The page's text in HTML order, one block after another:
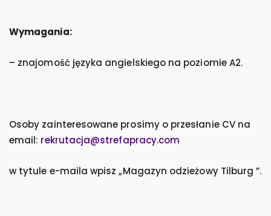
Wymagania:
– znajomość języka angielskiego na poziomie A2.
Osoby zainteresowane prosimy o przesłanie CV na
email: rekrutacja@strefapracy.com
w tytule e-maila wpisz „Magazyn odzieżowy Tilburg ”.